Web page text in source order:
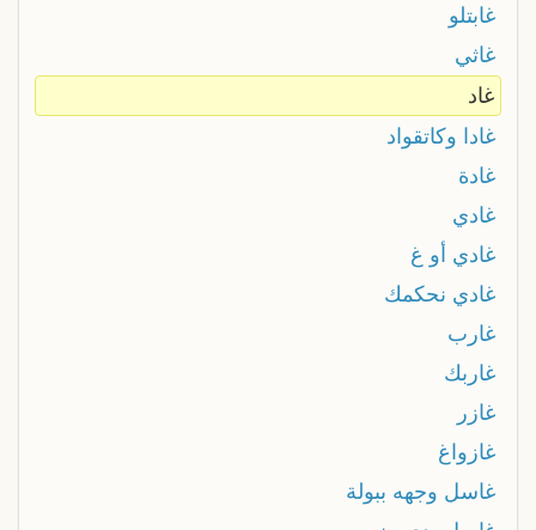
غابتلو
غاثي
غاد
غادا وكاتقواد
غادة
غادي
غادي أو غ
غادي نحكمك
غارب
غاربك
غازر
غازواغ
غاسل وجهه ببولة